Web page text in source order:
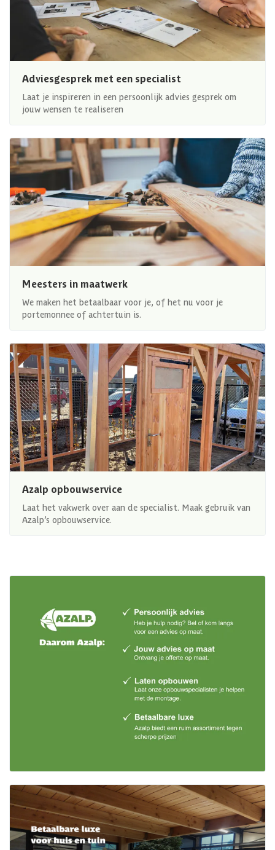
Adviesgesprek met een specialist
Laat je inspireren in een persoonlijk advies gesprek om
jouw wensen te realiseren
Meesters in maatwerk
We maken het betaalbaar voor je, of het nu voor je
portemonnee of achtertuin is.
Azalp opbouwservice
Laat het vakwerk over aan de specialist. Maak gebruik van
Azalp’s opbouwservice.